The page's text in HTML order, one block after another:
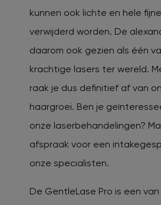
kunnen ook lichte en hele
verwijderd worden. De
daarom ook gezien als één
krachtige lasers ter wereld.
raak je dus definitief af van
haargroei. Ben je
onze laserbehandelingen?
afspraak voor een
onze specialisten.
De GentleLase Pro is een